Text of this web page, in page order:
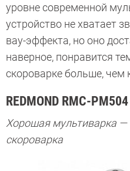
уровне современной
устройство не хватает
вау-эффекта, но оно
наверное, понравится
скороварке больше, чем
REDMOND RMC-PM504
Хорошая мультиварка —
скороварка